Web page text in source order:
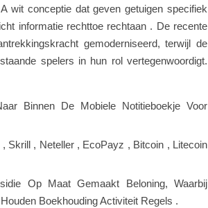
wit conceptie dat geven getuigen specifiek
informatie rechttoe rechtaan . De recente
gemoderniseerd, terwijl de
spelers in hun rol vertegenwoordigt.
Binnen De Mobiele Notitieboekje Voor
Skrill , Neteller , EcoPayz , Bitcoin , Litecoin
Op Maat Gemaakt Beloning, Waarbij
Boekhouding Activiteit Regels .